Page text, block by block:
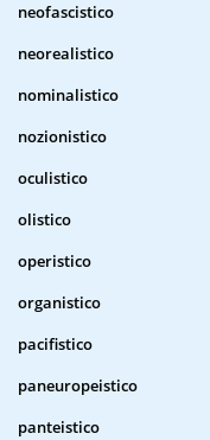
neofascistico
neorealistico
nominalistico
nozionistico
oculistico
olistico
operistico
organistico
pacifistico
paneuropeistico
panteistico